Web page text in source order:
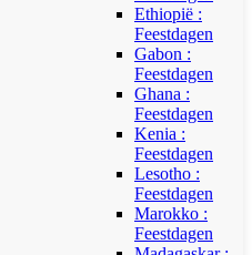
Ethiopië :
Feestdagen
Gabon :
Feestdagen
Ghana :
Feestdagen
Kenia :
Feestdagen
Lesotho :
Feestdagen
Marokko :
Feestdagen